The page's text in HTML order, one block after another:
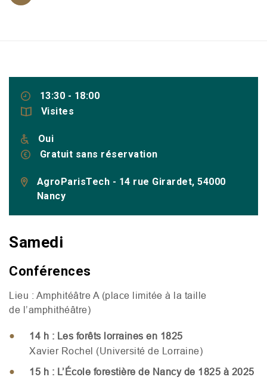
13:30 - 18:00
Visites
Oui
Gratuit sans réservation
AgroParisTech - 14 rue Girardet, 54000
Nancy
Samedi
Conférences
Lieu : Amphitéâtre A (place limitée à la taille
de l’amphithéâtre)
14 h : Les forêts lorraines en 1825
Xavier Rochel (Université de Lorraine)
15 h : L’École forestière de Nancy de 1825 à 2025